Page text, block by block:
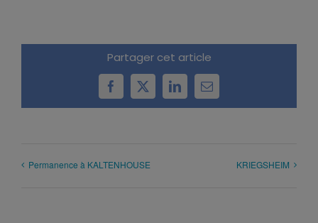
Partager cet article
Facebook
X LinkedInEmail
Permanence à KALTENHOUSE KRIEGSHEIM